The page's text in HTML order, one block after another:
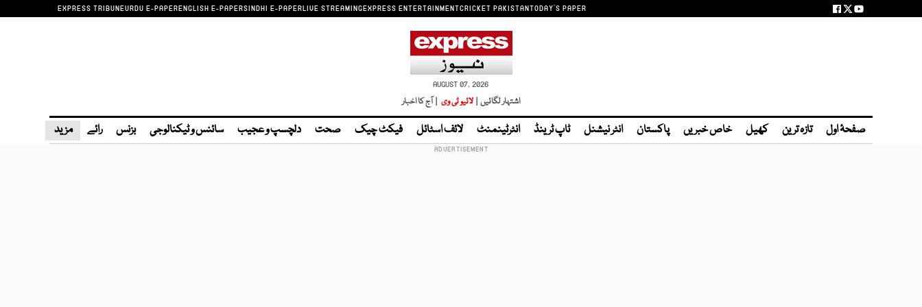
EXPRESS TRIBUNEURDU E-PAPERENGLISH E-PAPERSINDHI E-PAPERLIVE STREAMINGEXPRESS ENTERTAINMENTCRICKET PAKISTANTODAY'S PAPER
AUGUST 07, 2026
اشتہار لگائیں | لائیو ٹی وی | آج کا اخبار
صفحۂ اول تازہ ترین کھیل خاص خبریں پاکستان انٹر نیشنل ٹاپ ٹرینڈ انٹرٹینمنٹ لائف اسٹائل فیکٹ چیک صحت دلچسپ و عجیب سائنس و ٹیکنالوجی بزنس رائے مزید